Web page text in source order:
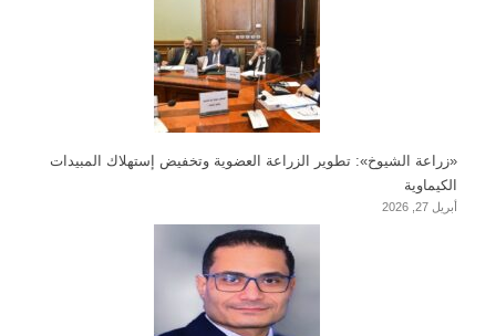
«زراعة الشيوخ»: تطوير الزراعة العضوية وتخفيض إستهلاك المبيدات
الكيماوية
أبريل 27, 2026